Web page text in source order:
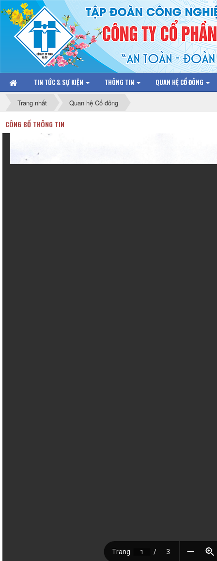
TIN TỨC & SỰ KIỆN THÔNG TIN QUAN HỆ CỔ ĐÔNG
Trang nhất Quan hệ Cổ đông
CÔNG BỐ THÔNG TIN